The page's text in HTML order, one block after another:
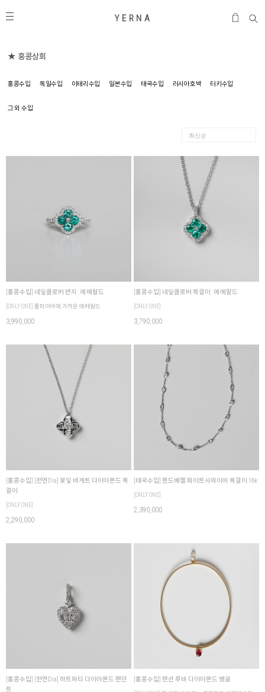
Y E R N A
★ 홍콩상회
홍콩수입 독일수입 이태리수입 일본수입 태국수입 러시아호박 터키수입
그 외 수입
[홍콩수입] 네잎클로버 반지 : 에메랄드
[ONLY ONE] 풀파이어에 가까운 에메랄드
3,990,000
[홍콩수입] 네잎클로버 목걸이 : 에메랄드
[ONLY ONE]
3,790,000
[홍콩수입] [천연Dia] 꽃잎 바게트 다이아몬드 목
걸이
[ONLY ONE]
2,290,000
[태국수입] 핸드베젤 화이트사파이어 목걸이 18k
[ONLY ONE]
2,390,000
[홍콩수입] [천연Dia] 하트파티 다이아몬드 펜던
트
[홍콩수입] 텐션 루비 다이아몬드 뱅글